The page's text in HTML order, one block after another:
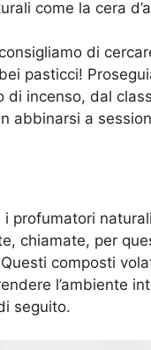
come la cera
di
pasticci!
di incenso, dal
abbinarsi a
profumatori
chiamate, per
composti
l’ambiente
seguito.